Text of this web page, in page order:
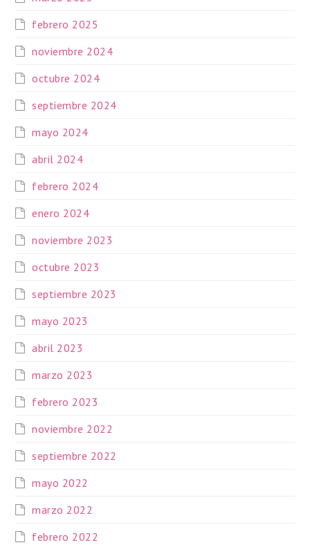
febrero 2025
noviembre 2024
octubre 2024
septiembre 2024
mayo 2024
abril 2024
febrero 2024
enero 2024
noviembre 2023
octubre 2023
septiembre 2023
mayo 2023
abril 2023
marzo 2023
febrero 2023
noviembre 2022
septiembre 2022
mayo 2022
marzo 2022
febrero 2022